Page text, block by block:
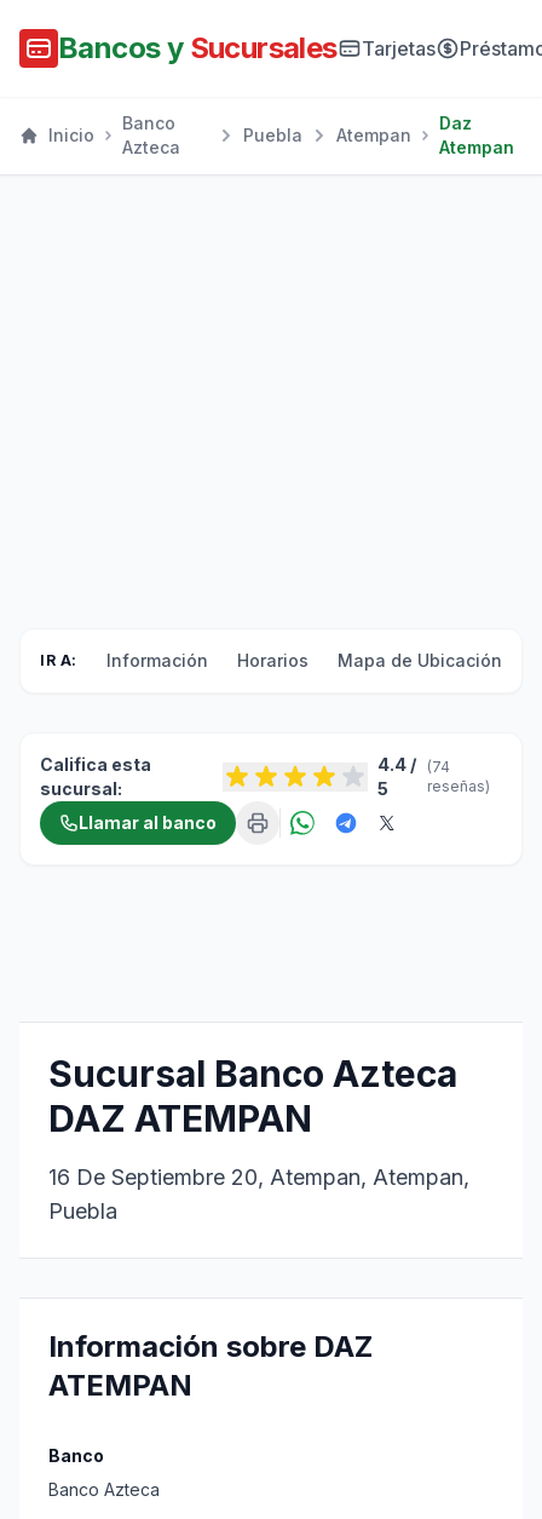
Bancos y Sucursales Tarjetas
Inicio
Banco
Azteca
Puebla Atempan
Daz
Atempan
IR A: Información Horarios Mapa de Ubicación
Califica esta
sucursal:
4.4 /
5
(74
reseñas)
Llamar al banco
Sucursal Banco Azteca
DAZ ATEMPAN
16 De Septiembre 20, Atempan, Atempan,
Puebla
Información sobre DAZ
ATEMPAN
Banco
Banco Azteca